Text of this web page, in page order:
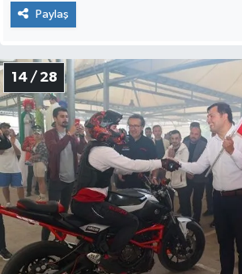
Paylaş
14 / 28